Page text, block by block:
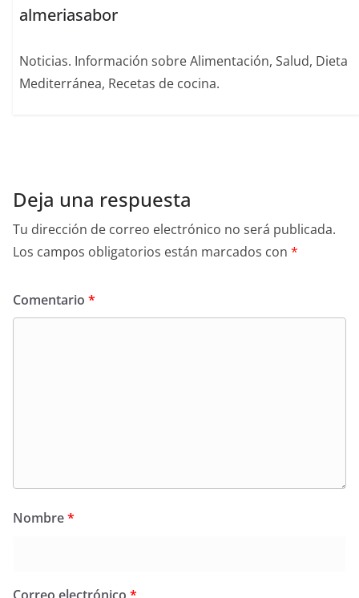
almeriasabor
Noticias. Información sobre Alimentación, Salud, Dieta
Mediterránea, Recetas de cocina.
Deja una respuesta
Tu dirección de correo electrónico no será publicada.
Los campos obligatorios están marcados con *
Comentario *
Nombre*